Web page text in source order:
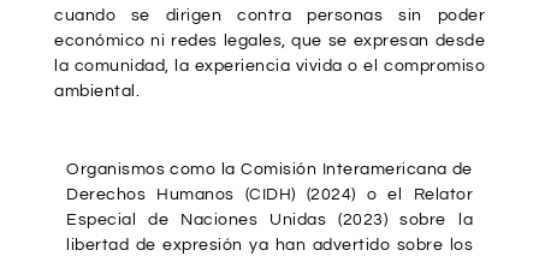
cuando se dirigen contra personas sin poder
económico ni redes legales, que se expresan desde
la comunidad, la experiencia vivida o el compromiso
ambiental.
Organismos como la Comisión Interamericana de
Derechos Humanos (CIDH) (2024) o el Relator
Especial de Naciones Unidas (2023) sobre la
libertad de expresión ya han advertido sobre los